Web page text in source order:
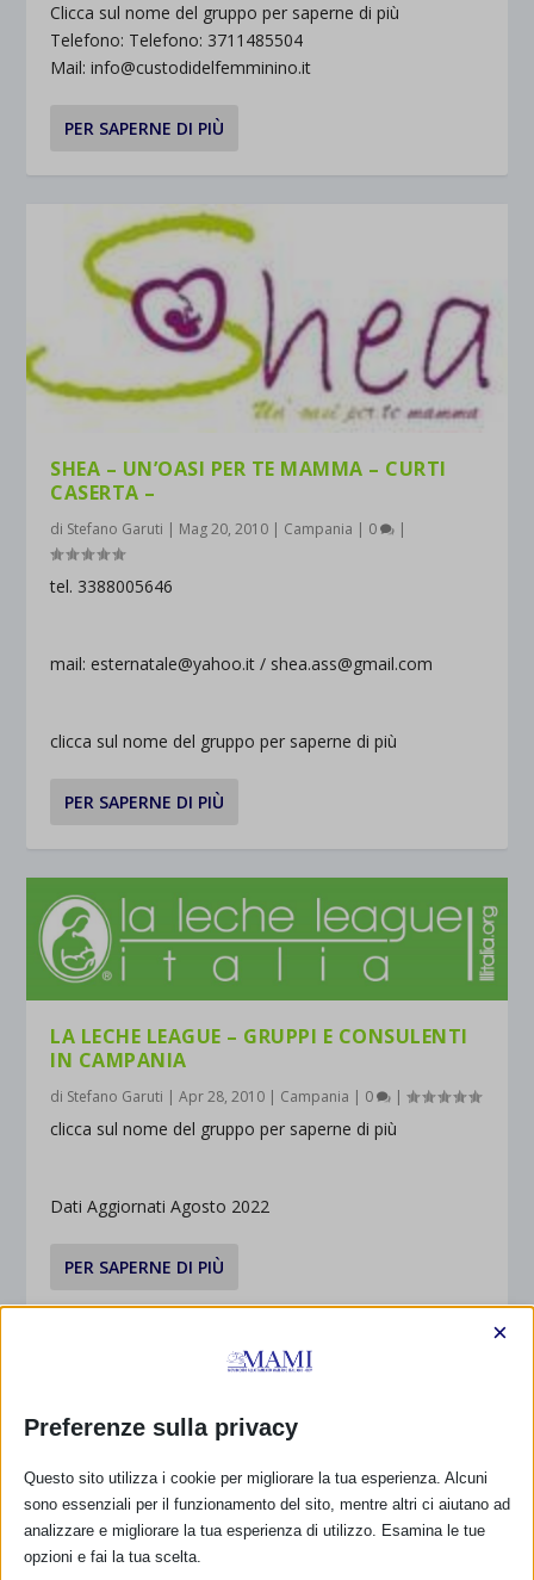
Clicca sul nome del gruppo per saperne di più
Telefono: Telefono: 3711485504
Mail: info@custodidelfemminino.it
PER SAPERNE DI PIÙ
SHEA – UN’OASI PER TE MAMMA – CURTI
CASERTA –
di Stefano Garuti | Mag 20, 2010 | Campania | 0 |
tel. 3388005646
mail: esternatale@yahoo.it / shea.ass@gmail.com
clicca sul nome del gruppo per saperne di più
PER SAPERNE DI PIÙ
LA LECHE LEAGUE – GRUPPI E CONSULENTI
IN CAMPANIA
di Stefano Garuti |Apr 28, 2010 | Campania | 0 |
clicca sul nome del gruppo per saperne di più
Dati Aggiornati Agosto 2022
PER SAPERNE DI PIÙ
TUTTI GLI EVENTI
Preferenze sulla privacy
×
Questo sito utilizza i cookie per migliorare la tua esperienza. Alcuni
sono essenziali per il funzionamento del sito, mentre altri ci aiutano ad
analizzare e migliorare la tua esperienza di utilizzo. Esamina le tue
opzioni e fai la tua scelta.